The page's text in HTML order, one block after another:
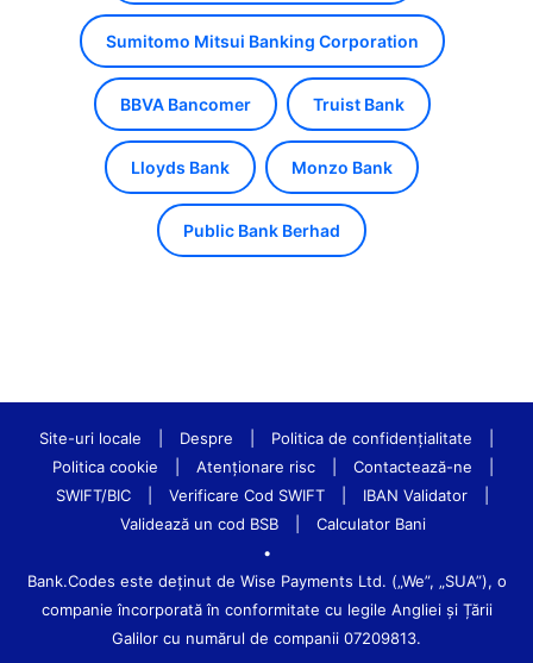
Sumitomo Mitsui Banking Corporation
BBVA Bancomer Truist Bank
Lloyds Bank Monzo Bank
Public Bank Berhad
Site-uri locale Despre Politica de confidenţialitate
Politica cookie
Atenționare risc Contactează-ne
SWIFT/BIC
Verificare Cod SWIFT IBAN Validator
Validează un cod BSB
Calculator Bani
•
Bank.Codes este deținut de Wise Payments Ltd. („We”, „SUA”), o
companie încorporată în conformitate cu legile Angliei și Țării
Galilor cu numărul de companii 07209813.